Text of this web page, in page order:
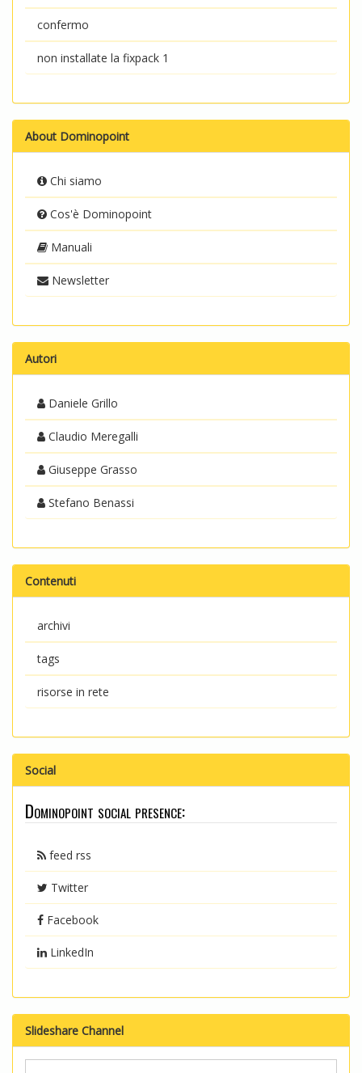
confermo
non installate la fixpack 1
About Dominopoint
Chi siamo
Cos'è Dominopoint
Manuali
Newsletter
Autori
Daniele Grillo
Claudio Meregalli
Giuseppe Grasso
Stefano Benassi
Contenuti
archivi
tags
risorse in rete
Social
Dominopoint social presence:
feed rss
Twitter
Facebook
LinkedIn
Slideshare Channel